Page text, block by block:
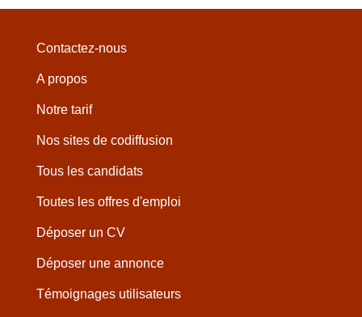
Contactez-nous
A propos
Notre tarif
Nos sites de codiffusion
Tous les candidats
Toutes les offres d'emploi
Déposer un CV
Déposer une annonce
Témoignages utilisateurs